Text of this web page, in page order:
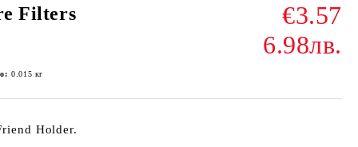
Filters
€3.57
6.98лв.
0.015 кг
Holder.